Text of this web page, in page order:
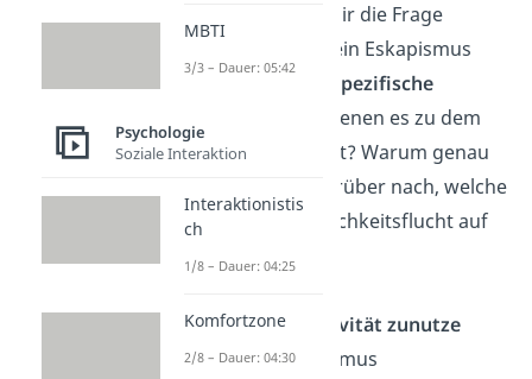
Hier solltest du dir die Frage
stellen, woher dein Eskapismus
kommt. Gibt es
spezifische
, in denen es zu dem
Verhalten kommt? Warum genau
dann? Denke darüber nach, welche
Folgen die Wirklichkeitsflucht auf
die Realität hat.
Mache dir Positivität zunutze
Um dem Eskapismus
MBTI
3/3 – Dauer: 05:42
Psychologie
Soziale Interaktion
Interaktionistis
ch
1/8 – Dauer: 04:25
Komfortzone
2/8 – Dauer: 04:30